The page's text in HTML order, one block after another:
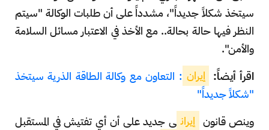
سيتخذ شكلاً جديداً"، مشدداً على أن طلبات الوكالة "سيتم
النظر فيها حالة بحالة.. مع الأخذ في الاعتبار مسائل السلامة
والأمن".
اقرأ أيضاً: إيران : التعاون مع وكالة الطاقة الذرية سيتخذ
"شكلاً جديداً"
وينص قانون إيران ي جديد على أن أي تفتيش في المستقبل